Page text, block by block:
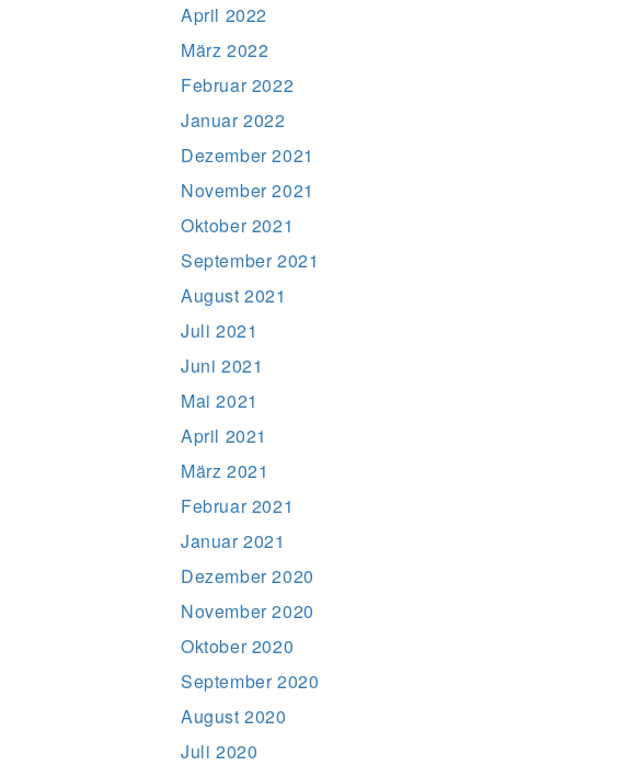
April 2022
März 2022
Februar 2022
Januar 2022
Dezember 2021
November 2021
Oktober 2021
September 2021
August 2021
Juli 2021
Juni 2021
Mai 2021
April 2021
März 2021
Februar 2021
Januar 2021
Dezember 2020
November 2020
Oktober 2020
September 2020
August 2020
Juli 2020